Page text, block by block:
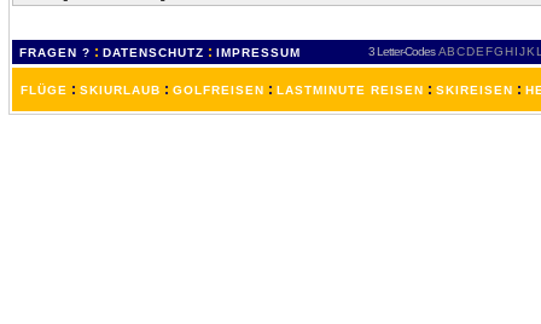
FRAGEN ? : DATENSCHUTZ : IMPRESSUM 3 Letter-Codes ABCDEFGH IJKL
FLÜGE : SKIURLAUB : GOLFREISEN : LASTMINUTE REISEN : SKIREISEN :